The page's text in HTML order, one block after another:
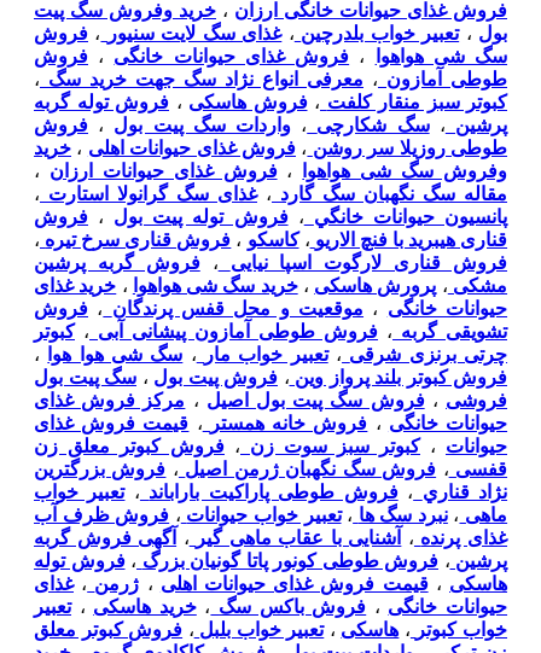
فروش غذای حیوانات خانگی ارزان ، خرید وفروش سگ پیت
بول ،تعبیر خواب بلدرچین ،غذای سگ لایت سنیور ، فروش
سگ شی هواهوا
، فروش غذای حیوانات خانگی ، فروش
طوطی آمازون ، معرفی انواع نژاد سگ جهت خرید سگ ،
کبوتر سبز منقار کلفت ،فروش هاسکی ، فروش توله گربه
پرشین ،سگ شکارچی ، واردات سگ پیت بول ، فروش
طوطی روزیلا سر روشن ، فروش غذای حیوانات اهلی ، خرید
وفروش سگ شی هواهوا
،فروش غذای حیوانات ارزان ،
مقاله سگ نگهبان سگ گارد ،غذای سگ گرانولا استارت ،
پانسيون حيوانات خانگي ،فروش توله پیت بول ، فروش
قناری هیبرید با فنچ الاریو ،کاسکو ، فروش قناری سرخ تیره ،
فروش قناری لارگوت اسپا نیایی
،فروش گربه پرشین
مشکی ، پرورش هاسکی ،خرید سگ شی هواهوا ، خرید غذای
حیوانات خانگی ، موقعیت و محل قفس پرندگان ، فروش
تشویقی گربه ، فروش طوطی آمازون پیشانی آبی ،کبوتر
چرتی برنزی شرقی ،تعبیر خواب مار ، سگ شی هوا هوا
،
فروش کبوتر بلند پرواز وین ، فروش پیت بول ، سگ پیت بول
فروشی ،فروش سگ پیت بول اصیل ، مرکز فروش غذای
حیوانات خانگی ، فروش خانه همستر ، قیمت فروش غذای
حیوانات ،کبوتر سبز سوت زن ، فروش کبوتر معلق زن
قفسی ، فروش سگ نگهبان ژرمن اصیل ، فروش بزرگترين
نژاد قناري ،فروش طوطی پاراکیت باراباند ،تعبیر خواب
ماهی ،نبرد سگ ها ،تعبیر خواب حیوانات ، فروش ظرف آب
غذای پرنده ، آشنایی با عقاب ماهی گیر ، آگهی فروش گربه
پرشین ، فروش طوطی کونور پاتا گونیان بزرگ ،فروش توله
هاسکی ،قیمت فروش غذای حیوانات اهلی ، ژرمن ،غذای
حیوانات خانگی ، فروش باکس سگ ،خرید هاسکی ،تعبیر
خواب کبوتر ، هاسکی ،تعبیر خواب بلبل ، فروش کبوتر معلق